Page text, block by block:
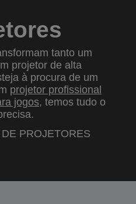
tanto um
projetor de alta
à procura de um
projetor profissional
jogos, temos tudo o
PROJETORES